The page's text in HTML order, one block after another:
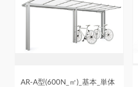
AR-A型(600N_㎡)_基本_単体